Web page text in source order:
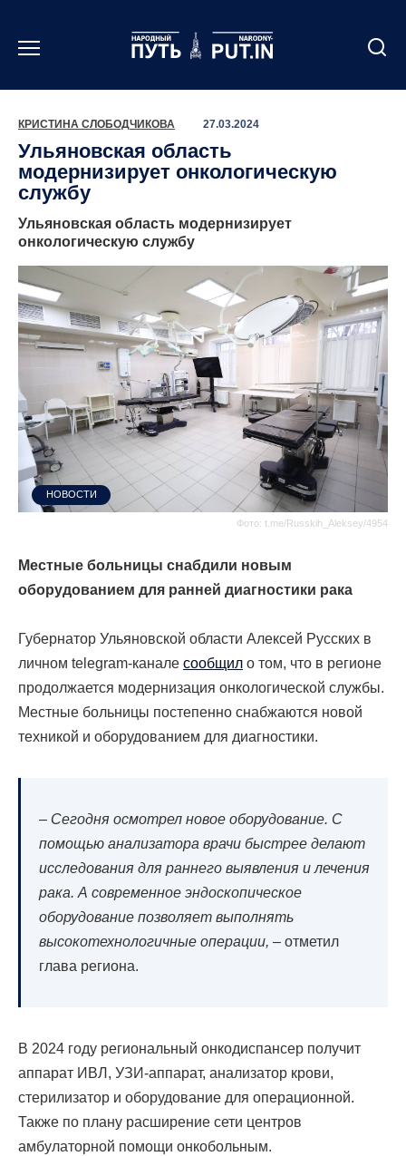
содержанию
КРИСТИНА СЛОБОДЧИКОВА 27.03.2024
Ульяновская область
модернизирует онкологическую
службу
Ульяновская область модернизирует
онкологическую службу
Фото: t.me/Russkih_Aleksey/4954
НОВОСТИ
Местные больницы снабдили новым
оборудованием для ранней диагностики рака
Губернатор Ульяновской области Алексей Русских в
личном telegram-канале сообщил о том, что в регионе
продолжается модернизация онкологической службы.
Местные больницы постепенно снабжаются новой
техникой и оборудованием для диагностики.
– Сегодня осмотрел новое оборудование. С
помощью анализатора врачи быстрее делают
исследования для раннего выявления и лечения
рака. А современное эндоскопическое
оборудование позволяет выполнять
высокотехнологичные операции, – отметил
глава региона.
В 2024 году региональный онкодиспансер получит
аппарат ИВЛ, УЗИ-аппарат, анализатор крови,
стерилизатор и оборудование для операционной.
Также по плану расширение сети центров
амбулаторной помощи онкобольным.